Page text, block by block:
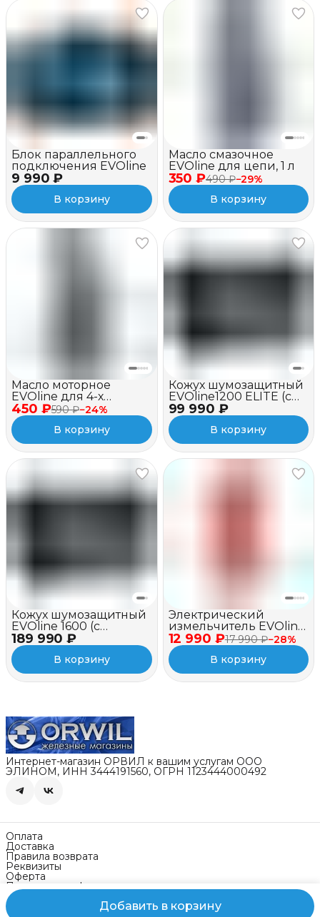
Добавить в корзину
9 990 ₽
Блок параллельного
подключения EVOline
В корзину
350 ₽490 ₽−29%
Масло смазочное
EVOline для цепи, 1 л
В корзину
450 ₽590 ₽−24%
Масло моторное
EVOline для 4-х
тактных двигателей,
полусинтетическое,
SAE 10W-40 API SJ/CF, 1
л
В корзину
99 990 ₽
Кожух шумозащитный
EVOline1200 ELITE (c
вентилятором)
В корзину
189 990 ₽
Кожух шумозащитный
EVOline 1600 (c
вентилятором и
зимним пакетом)
В корзину
12 990 ₽17 990 ₽−28%
Электрический
измельчитель EVOline
BSE 2500
В корзину
Интернет-магазин ОРВИЛ к вашим услугам ООО
ЭЛИНОМ, ИНН 3444191560, ОГРН 1123444000492
Оплата
Доставка
Правила возврата
Реквизиты
Оферта
Политика конфиденциальности